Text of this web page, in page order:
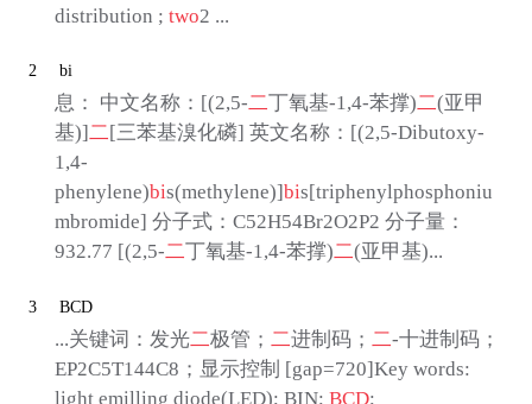
distribution ; two2 ...
2 bi
息： 中文名称：[(2,5-二丁氧基-1,4-苯撑)二(亚甲
基)]二[三苯基溴化磷] 英文名称：[(2,5-Dibutoxy-
1,4-
phenylene)bis(methylene)]bis[triphenylphosphoniu
mbromide] 分子式：C52H54Br2O2P2 分子量：
932.77 [(2,5-二丁氧基-1,4-苯撑)二(亚甲基)...
3 BCD
...关键词：发光二极管； 二进制码； 二-十进制码；
EP2C5T144C8；显示控制 [gap=720]Key words:
light emilling diode(LED); BIN; BCD;